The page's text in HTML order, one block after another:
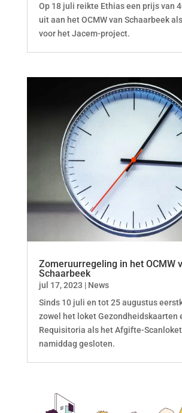
Op 18 juli reikte Ethias een prijs van
uit aan het OCMW van Schaarbeek
voor het Jacem-project.
Zomeruurregeling in het OCMW
Schaarbeek
jul 17, 2023 | News
Sinds 10 juli en tot 25 augustus
zowel het loket Gezondheidskaarten
Requisitoria als het Afgifte-
namiddag gesloten.